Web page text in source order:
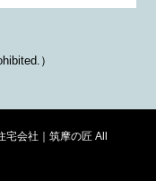
）
宅会社｜筑摩の匠 All